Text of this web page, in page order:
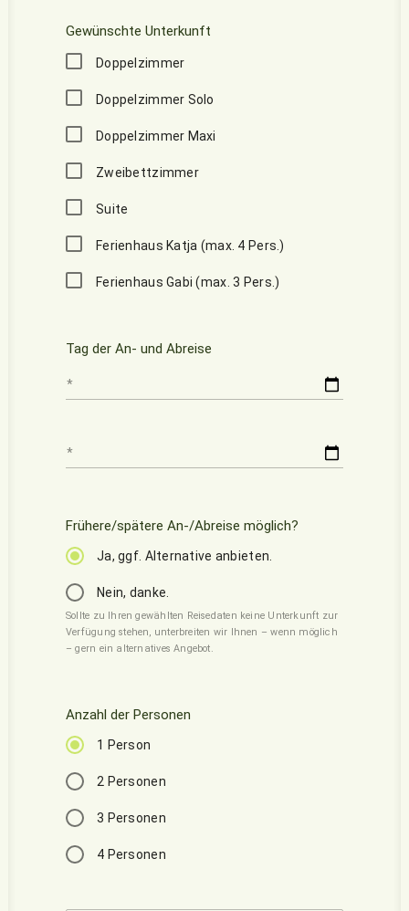
Gewünschte Unterkunft
Doppelzimmer
Doppelzimmer Solo
Doppelzimmer Maxi
Zweibettzimmer
Suite
Ferienhaus Katja (max. 4 Pers.)
Ferienhaus Gabi (max. 3 Pers.)
Tag der An- und Abreise
Frühere/spätere An-/Abreise möglich?
Ja, ggf. Alternative anbieten.
Nein, danke.
Sollte zu Ihren gewählten Reisedaten keine Unterkunft zur
Verfügung stehen, unterbreiten wir Ihnen – wenn möglich
– gern ein alternatives Angebot.
Anzahl der Personen
1 Person
2 Personen
3 Personen
4 Personen